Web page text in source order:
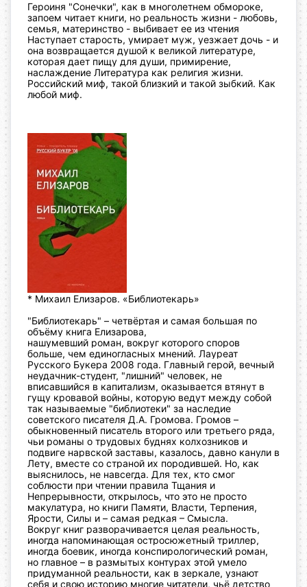
Героиня "Сонечки", как в многолетнем обмороке,
запоем читает книги, но реальность жизни - любовь,
семья, материнство - выбивает ее из чтения
Наступает старость, умирает муж, уезжает дочь - и
она возвращается душой к великой литературе,
которая дает пищу для души, примирение,
наслаждение Литература как религия жизни.
Российский миф, такой близкий и такой зыбкий. Как
любой миф.
* Михаил Елизаров. «Библиотекарь»
"Библиотекарь" – четвёртая и самая большая по
объёму книга Елизарова,
нашумевший роман, вокруг которого споров
больше, чем единогласных мнений. Лауреат
Русского Букера 2008 года. Главный герой, вечный
неудачник-студент, "лишний" человек, не
вписавшийся в капитализм, оказывается втянут в
гущу кровавой войны, которую ведут между собой
так называемые "библиотеки" за наследие
советского писателя Д.А. Громова. Громов –
обыкновенный писатель второго или третьего ряда,
чьи романы о трудовых буднях колхозников и
подвиге нарвской заставы, казалось, давно канули в
Лету, вместе со страной их породившей. Но, как
выяснилось, не навсегда. Для тех, кто смог
соблюсти при чтении правила Тщания и
Непрерывности, открылось, что это не просто
макулатура, но книги Памяти, Власти, Терпения,
Ярости, Силы и – самая редкая – Смысла.
Вокруг книг разворачивается целая реальность,
иногда напоминающая остросюжетный триллер,
иногда боевик, иногда конспирологический роман,
но главное – в размытых контурах этой умело
придуманной реальности, как в зеркале, узнают
себя и свою историю многие читатели, чьё детство